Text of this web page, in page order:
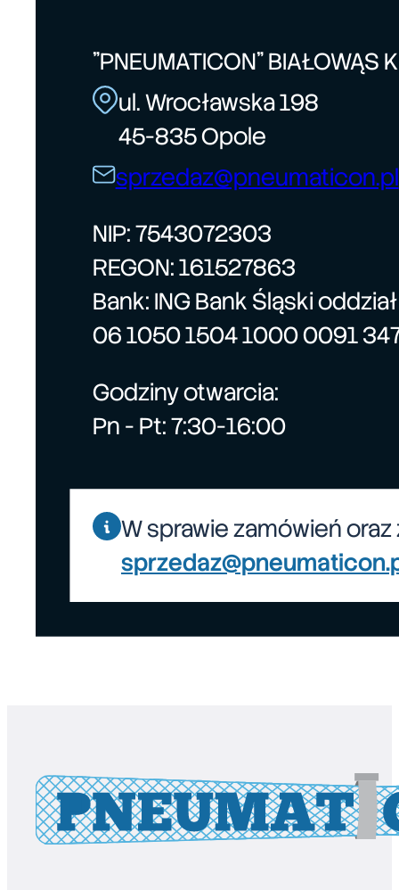
"PNEUMATICON" BIAŁOWĄS
ul. Wrocławska 198
45-835 Opole
sprzedaz@pneumaticon.pl
NIP: 7543072303
REGON: 161527863
Bank: ING Bank Śląski
06 1050 1504 1000 0091
Godziny otwarcia:
Pn - Pt: 7:30-16:00
W sprawie zamówień